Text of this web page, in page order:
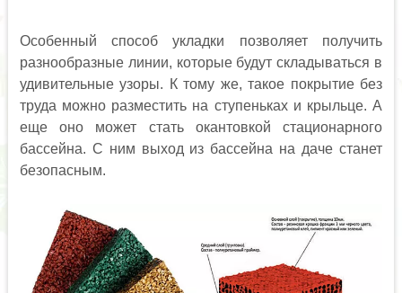
Особенный способ укладки позволяет получить
разнообразные линии, которые будут складываться в
удивительные узоры. К тому же, такое покрытие без
труда можно разместить на ступеньках и крыльце. А
еще оно может стать окантовкой стационарного
бассейна. С ним выход из бассейна на даче станет
безопасным.